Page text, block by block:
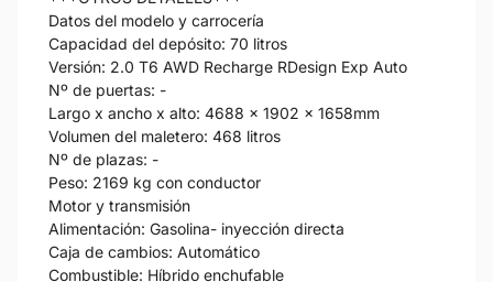
Datos del modelo y carrocería
Capacidad del depósito: 70 litros
Versión: 2.0 T6 AWD Recharge RDesign Exp Auto
Nº de puertas: -
Largo x ancho x alto: 4688 x 1902 x 1658mm
Volumen del maletero: 468 litros
Nº de plazas: -
Peso: 2169 kg con conductor
Motor y transmisión
Alimentación: Gasolina- inyección directa
Caja de cambios: Automático
Combustible: Híbrido enchufable